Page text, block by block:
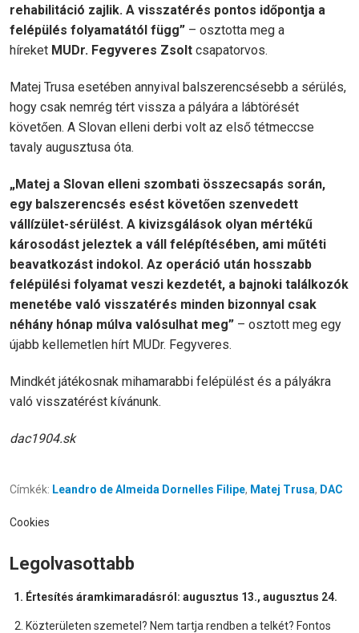
rehabilitáció zajlik. A visszatérés pontos időpontja a
felépülés folyamatától függ” – osztotta meg a
híreket MUDr. Fegyveres Zsolt csapatorvos.
Matej Trusa esetében annyival balszerencsésebb a sérülés,
hogy csak nemrég tért vissza a pályára a lábtörését
követően. A Slovan elleni derbi volt az első tétmeccse
tavaly augusztusa óta.
„Matej a Slovan elleni szombati összecsapás során,
egy balszerencsés esést követően szenvedett
vállízület-sérülést. A kivizsgálások olyan mértékű
károsodást jeleztek a váll felépítésében, ami műtéti
beavatkozást indokol. Az operáció után hosszabb
felépülési folyamat veszi kezdetét, a bajnoki találkozók
menetébe való visszatérés minden bizonnyal csak
néhány hónap múlva valósulhat meg” – osztott meg egy
újabb kellemetlen hírt MUDr. Fegyveres.
Mindkét játékosnak mihamarabbi felépülést és a pályákra
való visszatérést kívánunk.
dac1904.sk
Címkék: Leandro de Almeida Dornelles Filipe, Matej Trusa, DAC
Cookies
Legolvasottabb
Értesítés áramkimaradásról: augusztus 13., augusztus 24.
Közterületen szemetel? Nem tartja rendben a telkét? Fontos